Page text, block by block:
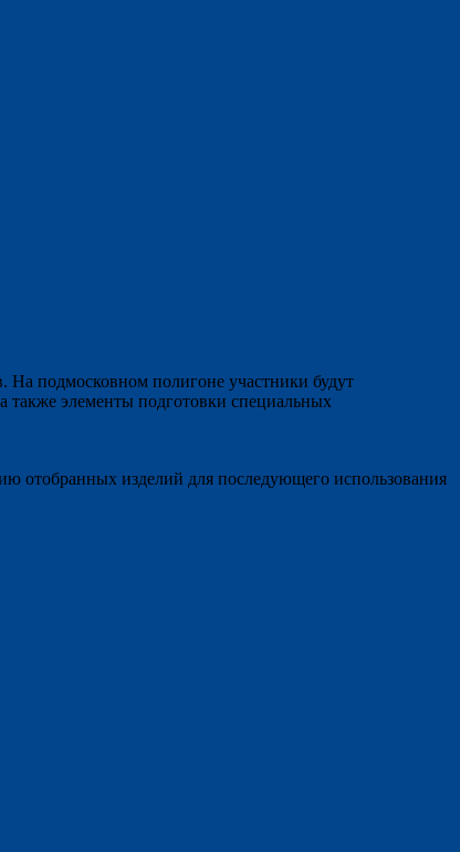
На подмосковном полигоне участники будут
также элементы подготовки специальных
отобранных изделий для последующего использования